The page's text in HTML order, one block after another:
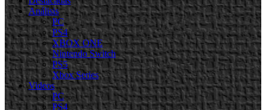
Análisis
PC
PS4
XBOX ONE
Nintendo Switch
PS5
Xbox Series
Videos
PC
PS4